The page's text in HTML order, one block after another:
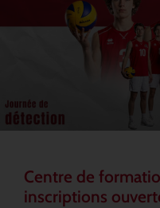
Centre de
inscriptions